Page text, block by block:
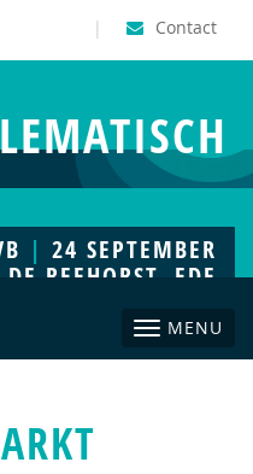
Contact
|
| 24 SEPTEMBER
DE REEHORST, EDE
MENU
Toggle